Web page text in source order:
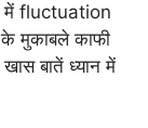
में fluctuation
मुकाबले काफी
बातें ध्यान में